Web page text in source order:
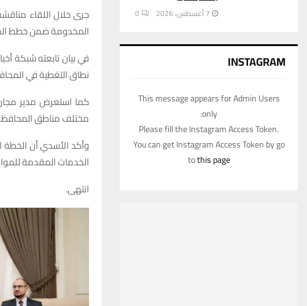
جرى خلال اللقاء
المخدومة ضمن خطط
في بيان تابعته شبكة
نطاق التغطية في
كما استعرض مدير
مختلف مناطق
وأكد الأسدي أن الخطة
الخدمات المقدمة
انتهى.
7 أغسطس، 2026 0
INSTAGRAM
This message appears for Admin Users
only:
Please fill the Instagram Access Token.
You can get Instagram Access Token by go
tothis page